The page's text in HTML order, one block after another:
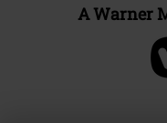
A Warner